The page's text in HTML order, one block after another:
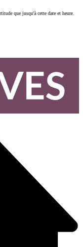
que jusqu'à cette date et heure.